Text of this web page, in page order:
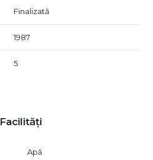
Finalizată
1987
5
Facilități
Apă